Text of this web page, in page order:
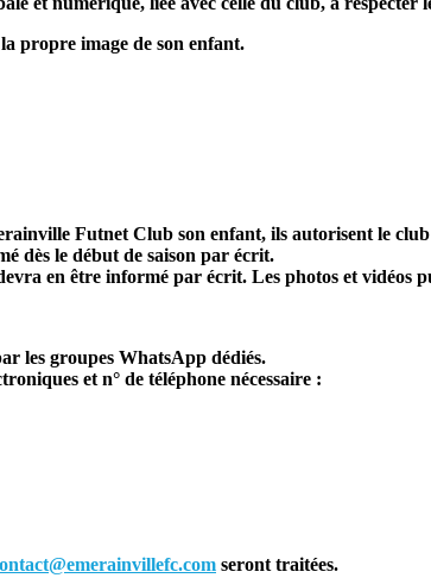
propre image de son enfant.
Futnet Club son enfant, ils autorisent le
dès le début de saison par écrit.
en être informé par écrit. Les photos et vidéos
les groupes WhatsApp dédiés.
et n° de téléphone nécessaire :
seront traitées.